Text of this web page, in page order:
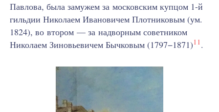
Павлова, была замужем за московским купцом 1-й
гильдии Николаем Ивановичем Плотниковым (ум.
1824), во втором — за надворным советником
Николаем Зиновьевичем Бычковым (1797−1871)11.